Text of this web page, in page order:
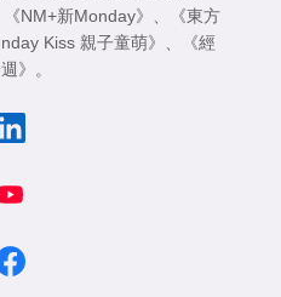
《NM+新Monday》
《東方
Kiss 親子童萌》
《經
》
。